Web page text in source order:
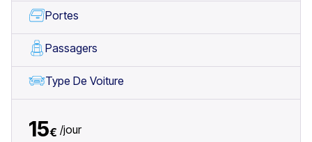
Portes
Passagers
Type De Voiture
15€ /jour